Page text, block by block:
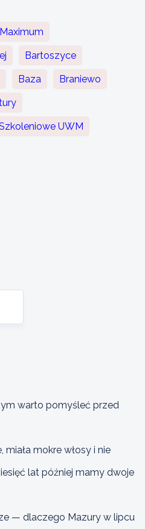
Bartoszyce
Baza Braniewo
UWM
warto pomyśleć przed
miała mokre włosy i nie
lat później mamy dwoje
— dlaczego Mazury w lipcu